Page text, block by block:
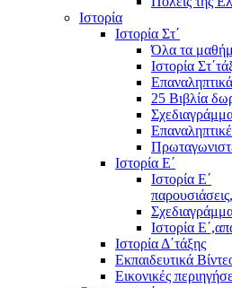
Ιστορία
Ιστορία Στ΄
Όλα τα
Ιστορία
25 Βιβλία
Ιστορία Ε΄
Ιστορία Ε΄
Ιστορία
Ιστορία Δ΄τάξης
Εκπαιδευτικά
Εικονικές